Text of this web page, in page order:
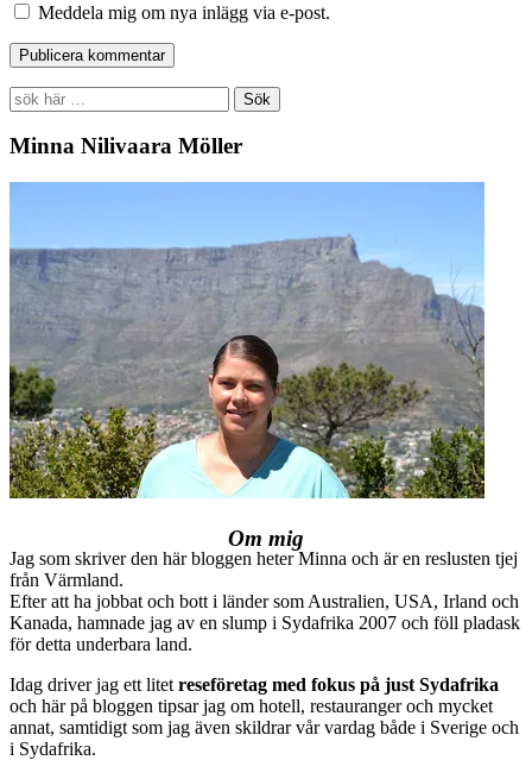
Meddela mig om nya inlägg via e-post.
Search
for:
Minna Nilivaara Möller
Om mig
Jag som skriver den här bloggen heter Minna och är en reslusten tjej
från Värmland.
Efter att ha jobbat och bott i länder som Australien, USA, Irland och
Kanada, hamnade jag av en slump i Sydafrika 2007 och föll pladask
för detta underbara land.
Idag driver jag ett litet reseföretag med fokus på just Sydafrika
och här på bloggen tipsar jag om hotell, restauranger och mycket
annat, samtidigt som jag även skildrar vår vardag både i Sverige och
i Sydafrika.